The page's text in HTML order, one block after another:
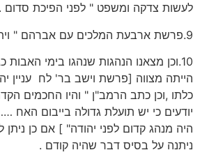
לעשות צדקה ומשפט " לפני הפיכת סדום .
9.פרשת ארבעת המלכים עם אברהם " ויתן לו מעשר מכל " .
10.וכן מצאנו הנהגות שנהגו בימי האבות כגון
הייתה מצווה [פרשת וישב בר' לח עניין
כלתו ,וכן כתב הרמב"ן " והיו החכמים
יודעים כי יש תועלת גדולה בייבום האח
היה מנהג קדום לפני יהודה" ] אם כן
ניתנה על בסיס דבר שהיה קודם .